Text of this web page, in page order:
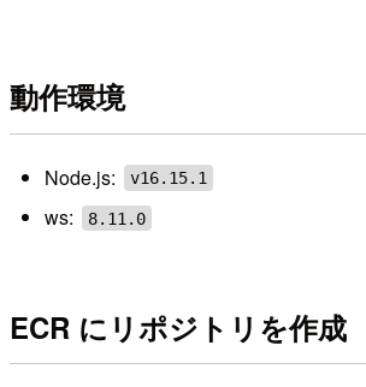
動作環境
Node.js: v16.15.1
ws: 8.11.0
ECR にリポジトリを作成